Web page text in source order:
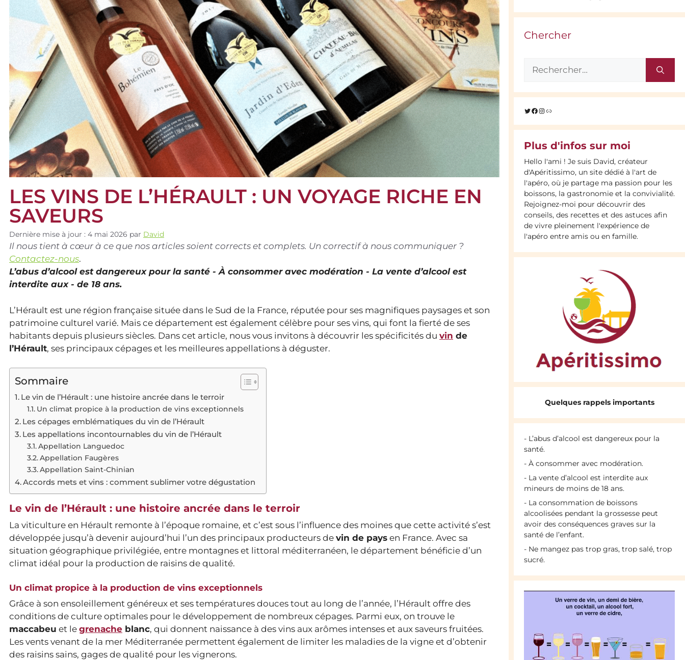
LES VINS DE L’HÉRAULT : UN VOYAGE RICHE EN
SAVEURS
Dernière mise à jour : 4 mai 2026 par David
Il nous tient à cœur à ce que nos articles soient corrects et complets. Un correctif à nous communiquer ?
Contactez-nous.
L’abus d’alcool est dangereux pour la santé - À consommer avec modération - La vente d’alcool est
interdite aux - de 18 ans.
L’Hérault est une région française située dans le Sud de la France, réputée pour ses magnifiques paysages et son
patrimoine culturel varié. Mais ce département est également célèbre pour ses vins, qui font la fierté de ses
habitants depuis plusieurs siècles. Dans cet article, nous vous invitons à découvrir les spécificités du vin de
l’Hérault, ses principaux cépages et les meilleures appellations à déguster.
Sommaire
Le vin de l’Hérault : une histoire ancrée dans le terroir
Un climat propice à la production de vins exceptionnels
Les cépages emblématiques du vin de l’Hérault
Les appellations incontournables du vin de l’Hérault
Appellation Languedoc
Appellation Faugères
Appellation Saint-Chinian
Accords mets et vins : comment sublimer votre dégustation
Le vin de l’Hérault : une histoire ancrée dans le terroir
La viticulture en Hérault remonte à l’époque romaine, et c’est sous l’influence des moines que cette activité s’est
développée jusqu’à devenir aujourd’hui l’un des principaux producteurs de vin de pays en France. Avec sa
situation géographique privilégiée, entre montagnes et littoral méditerranéen, le département bénéficie d’un
climat idéal pour la production de raisins de qualité.
Un climat propice à la production de vins exceptionnels
Grâce à son ensoleillement généreux et ses températures douces tout au long de l’année, l’Hérault offre des
conditions de culture optimales pour le développement de nombreux cépages. Parmi eux, on trouve le
maccabeu et le grenache blanc, qui donnent naissance à des vins aux arômes intenses et aux saveurs fruitées.
Les vents venant de la mer Méditerranée permettent également de limiter les maladies de la vigne et d’obtenir
des raisins sains, gages de qualité pour les vignerons.
Chercher
Rechercher :
Twitter
Facebook
Instagram
Lien
Plus d'infos sur moi
Hello l'ami ! Je suis David, créateur
d'Apéritissimo, un site dédié à l'art de
l'apéro, où je partage ma passion pour les
boissons, la gastronomie et la convivialité.
Rejoignez-moi pour découvrir des
conseils, des recettes et des astuces afin
de vivre pleinement l'expérience de
l'apéro entre amis ou en famille.
Quelques rappels importants
- L’abus d’alcool est dangereux pour la
santé.
- À consommer avec modération.
- La vente d’alcool est interdite aux
mineurs de moins de 18 ans.
- La consommation de boissons
alcoolisées pendant la grossesse peut
avoir des conséquences graves sur la
santé de l’enfant.
- Ne mangez pas trop gras, trop salé, trop
sucré.